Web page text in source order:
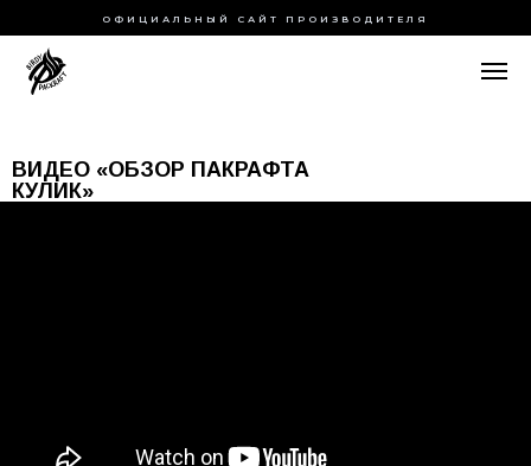
ОФИЦИАЛЬНЫЙ САЙТ ПРОИЗВОДИТЕЛЯ
ВИДЕО «ОБЗОР ПАКРАФТА
КУЛИК»